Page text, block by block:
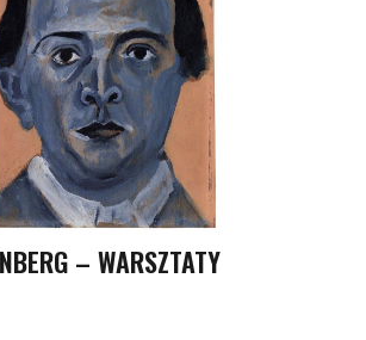
– WARSZTATY